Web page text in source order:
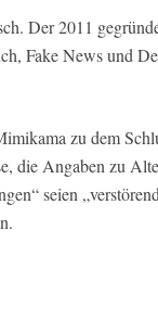
Der 2011
Fake News und
zu dem
die Angaben zu
seien